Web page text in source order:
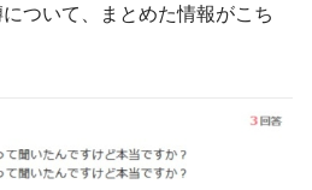
ついて、まとめた情報がこち